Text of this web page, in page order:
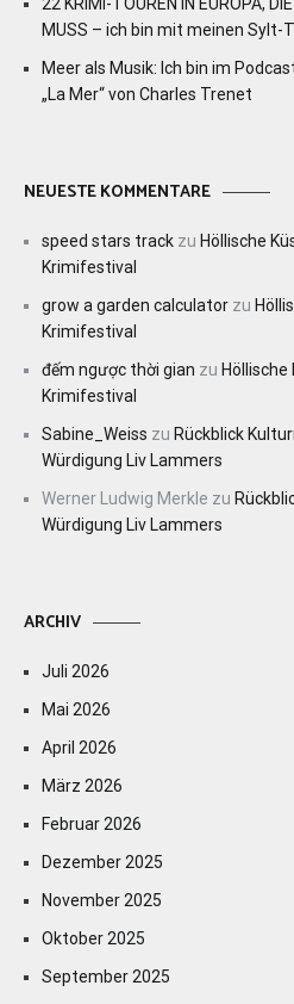
MUSS – ich bin mit meinen Sylt-
Meer als Musik: Ich bin im
„La Mer“ von Charles Trenet
NEUESTE KOMMENTARE
speed stars track zu Höllische
Krimifestival
grow a garden calculator zu
Krimifestival
đếm ngược thời gian zu
Krimifestival
Sabine_Weiss zu Rückblick
Würdigung Liv Lammers
Werner Ludwig Merkle zu
Würdigung Liv Lammers
ARCHIV
Juli 2026
Mai 2026
April 2026
März 2026
Februar 2026
Dezember 2025
November 2025
Oktober 2025
September 2025